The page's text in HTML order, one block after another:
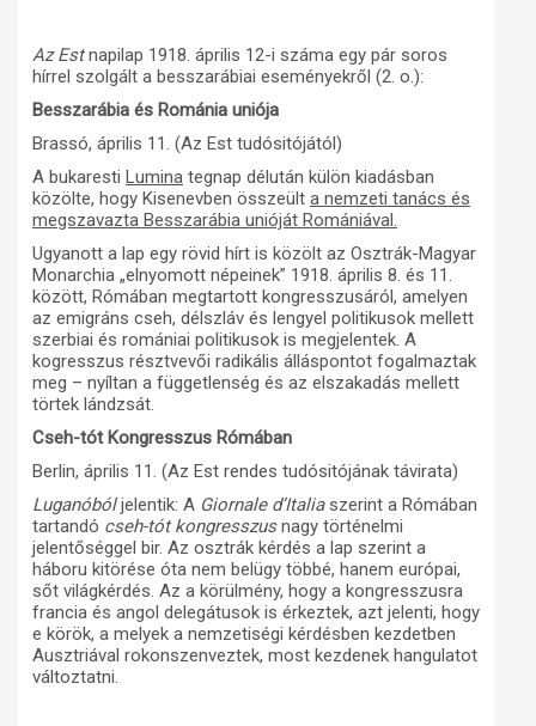
Az Estnapilap 1918. április 12-i száma egy pár soros
hírrel szolgált a besszarábiai eseményekről (2. o.):
Besszarábia és Románia uniója
Brassó, április 11. (Az Est tudósitójától)
A bukaresti Lumina tegnap délután külön kiadásban
közölte, hogy Kisenevben összeült a nemzeti tanács és
megszavazta Besszarábia unióját Romániával.
Ugyanott a lap egy rövid hírt is közölt az Osztrák-Magyar
Monarchia „elnyomott népeinek” 1918. április 8. és 11.
között, Rómában megtartott kongresszusáról, amelyen
az emigráns cseh, délszláv és lengyel politikusok mellett
szerbiai és romániai politikusok is megjelentek. A
kogresszus résztvevői radikális álláspontot fogalmaztak
meg – nyíltan a függetlenség és az elszakadás mellett
törtek lándzsát.
Cseh-tót Kongresszus Rómában
Berlin, április 11. (Az Est rendes tudósitójának távirata)
Luganóbóljelentik: A Giornale d’Italiaszerint a Rómában
tartandó cseh-tót kongresszusnagy történelmi
jelentőséggel bir. Az osztrák kérdés a lap szerint a
háboru kitörése óta nem belügy többé, hanem európai,
sőt világkérdés. Az a körülmény, hogy a kongresszusra
francia és angol delegátusok is érkeztek, azt jelenti, hogy
e körök, a melyek a nemzetiségi kérdésben kezdetben
Ausztriával rokonszenveztek, most kezdenek hangulatot
változtatni.